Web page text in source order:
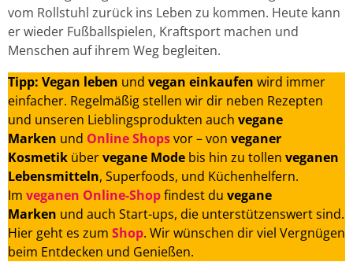
vom Rollstuhl zurück ins Leben zu kommen. Heute kann
er wieder Fußballspielen, Kraftsport machen und
Menschen auf ihrem Weg begleiten.
Tipp: Vegan leben und vegan einkaufen wird immer
einfacher. Regelmäßig stellen wir dir neben Rezepten
und unseren Lieblingsprodukten auch vegane
Marken und Online Shopsvor – von veganer
Kosmetik übervegane Mode bis hin zu tollen veganen
Lebensmitteln, Superfoods, und Küchenhelfern.
Im veganen Online-Shopfindest du vegane
Marken und auch Start-ups, die unterstützenswert sind.
Hier geht es zum Shop. Wir wünschen dir viel Vergnügen
beim Entdecken und Genießen.